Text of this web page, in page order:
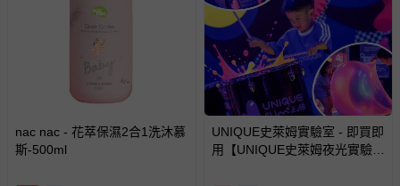
nac nac - 花萃保濕2合1洗沐慕
斯-500ml
UNIQUE史萊姆實驗室 - 即買即
用【UNIQUE史萊姆夜光實驗室